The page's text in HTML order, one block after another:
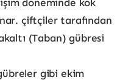
çiftçiler tarafından
(Taban) gübresi
gibi ekim